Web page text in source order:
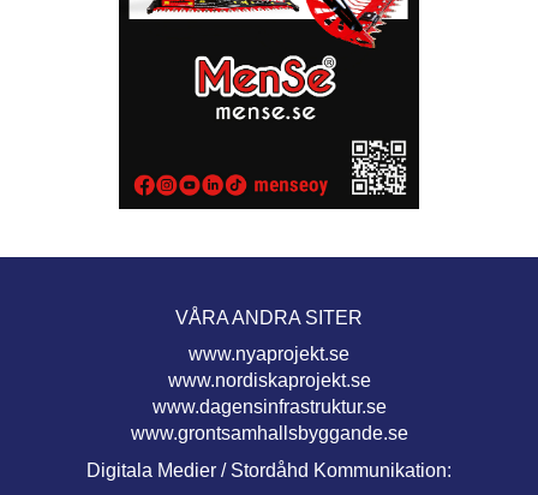
VÅRA ANDRA SITER
www.nyaprojekt.se
www.nordiskaprojekt.se
www.dagensinfrastruktur.se
www.grontsamhallsbyggande.se
Digitala Medier / Stordåhd Kommunikation: